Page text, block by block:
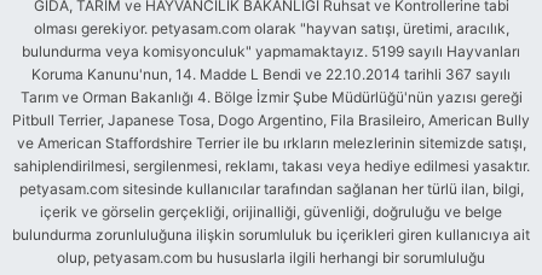
GIDA, TARIM ve HAYVANCILIK BAKANLIĞI Ruhsat ve Kontrollerine tabi
olması gerekiyor. petyasam.com olarak "hayvan satışı, üretimi, aracılık,
bulundurma veya komisyonculuk" yapmamaktayız. 5199 sayılı Hayvanları
Koruma Kanunu'nun, 14. Madde L Bendi ve 22.10.2014 tarihli 367 sayılı
Tarım ve Orman Bakanlığı 4. Bölge İzmir Şube Müdürlüğü'nün yazısı gereği
Pitbull Terrier, Japanese Tosa, Dogo Argentino, Fila Brasileiro, American Bully
ve American Staffordshire Terrier ile bu ırkların melezlerinin sitemizde satışı,
sahiplendirilmesi, sergilenmesi, reklamı, takası veya hediye edilmesi yasaktır.
petyasam.com sitesinde kullanıcılar tarafından sağlanan her türlü ilan, bilgi,
içerik ve görselin gerçekliği, orijinalliği, güvenliği, doğruluğu ve belge
bulundurma zorunluluğuna ilişkin sorumluluk bu içerikleri giren kullanıcıya ait
olup, petyasam.com bu hususlarla ilgili herhangi bir sorumluluğu